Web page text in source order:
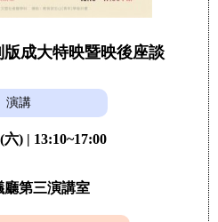
版成大特映暨映後座談
演講
六) | 13:10~17:00
廳第三演講室